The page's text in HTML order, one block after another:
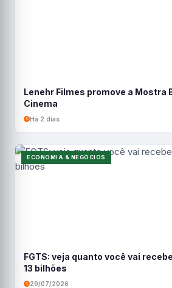
Lenehr Filmes promove a Mostra
Cinema
Há 2 dias
ECONOMIA & NEGÓCIOS
FGTS: veja quanto você vai
13 bilhões
29/07/2026